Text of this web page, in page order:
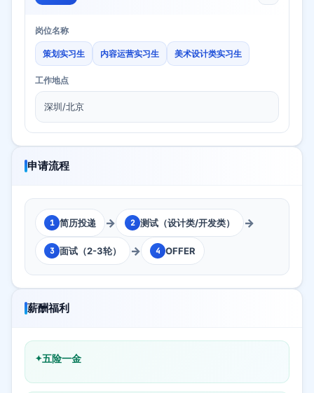
岗位名称
策划实习生 内容运营实习生 美术设计类实习生
工作地点
深圳/北京
申请流程
1 简历投递 → 2 测试（设计类/开发类） →
3 面试（2-3轮） → 4 OFFER
薪酬福利
五险一金